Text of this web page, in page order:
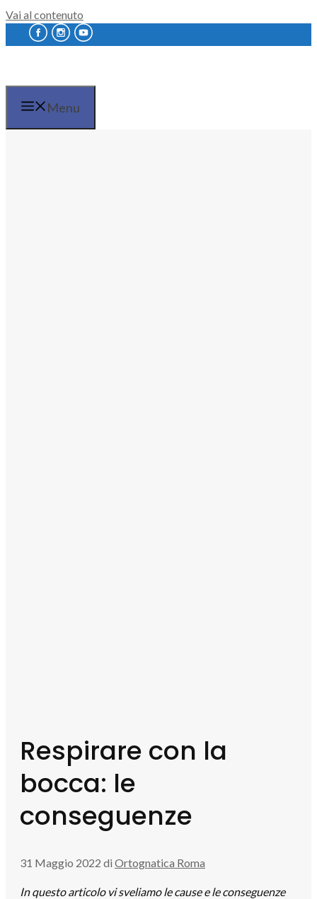
Vai al contenuto
Menu
Respirare con la
bocca: le
conseguenze
31 Maggio 2022 di Ortognatica Roma
In questo articolo vi sveliamo le cause e le conseguenze